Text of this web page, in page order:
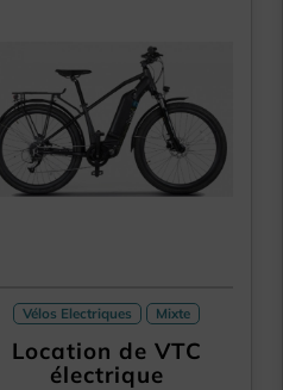
Vélos Electriques Mixte
Location de VTC
électrique